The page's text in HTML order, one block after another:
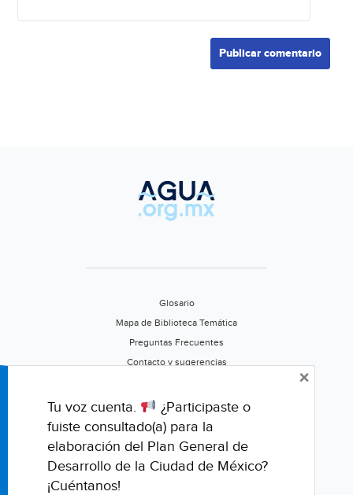
Glosario
Mapa de Biblioteca Temática
Preguntas Frecuentes
Contacto y sugerencias
Califica este portal
Tu voz cuenta.
¿Participaste o
fuiste consultado(a) para la
elaboración del Plan General de
Desarrollo de la Ciudad de México?
¡Cuéntanos!
×